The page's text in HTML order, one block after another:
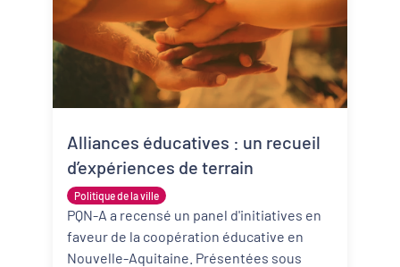
Politique de la ville
Alliances éducatives : un recueil
d’expériences de terrain
PQN-A a recensé un panel d'initiatives en
faveur de la coopération éducative en
Nouvelle-Aquitaine. Présentées sous